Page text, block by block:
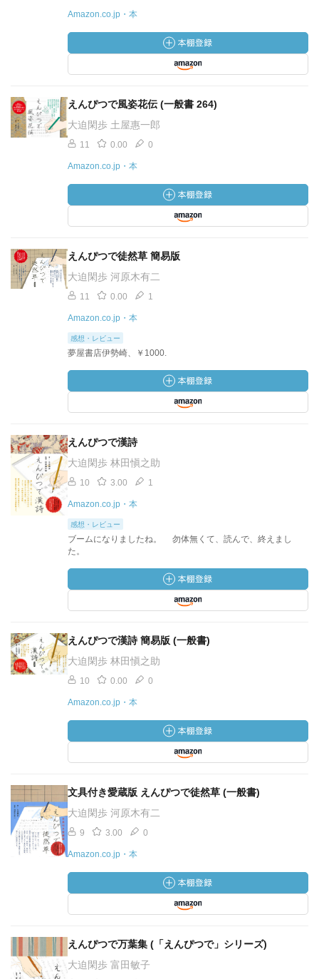
Amazon.co.jp・本
えんぴつで風姿花伝 (一般書 264)
大迫閑歩 土屋惠一郎
11 0.00 0
Amazon.co.jp・本
えんぴつで徒然草 簡易版
大迫閑歩 河原木有二
11 0.00 1
Amazon.co.jp・本
感想・レビュー
夢屋書店伊勢崎、￥1000.
えんぴつで漢詩
大迫閑歩 林田愼之助
10 3.00 1
Amazon.co.jp・本
感想・レビュー
ブームになりましたね。 勿体無くて、読んで、終えまし
た。
えんぴつで漢詩 簡易版 (一般書)
大迫閑歩 林田愼之助
10 0.00 0
Amazon.co.jp・本
文具付き愛蔵版 えんぴつで徒然草 (一般書)
大迫閑歩 河原木有二
9 3.00 0
Amazon.co.jp・本
えんぴつで万葉集 (「えんぴつで」シリーズ)
大迫閑歩 富田敏子